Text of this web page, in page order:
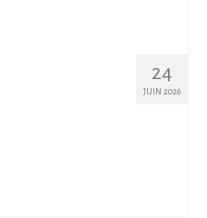
24
JUIN 2026